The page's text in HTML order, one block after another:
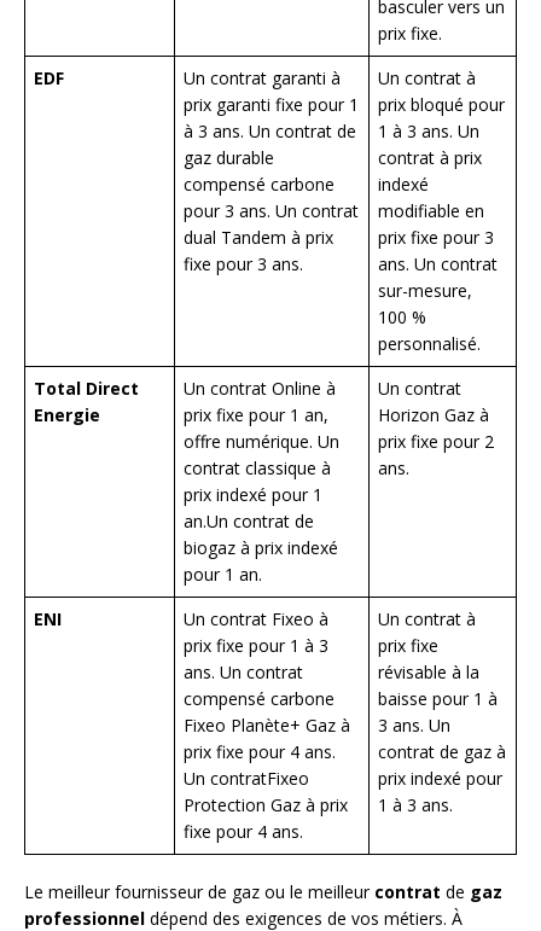
basculer vers un
prix fixe.
EDF
Un contrat garanti à
prix garanti fixe pour 1
à 3 ans. Un contrat de
gaz durable
compensé carbone
pour 3 ans. Un contrat
dual Tandem à prix
fixe pour 3 ans.
Un contrat à
prix bloqué pour
1 à 3 ans. Un
contrat à prix
indexé
modifiable en
prix fixe pour 3
ans. Un contrat
sur-mesure,
100 %
personnalisé.
Total Direct
Energie
Un contrat Online à
prix fixe pour 1 an,
offre numérique. Un
contrat classique à
prix indexé pour 1
an.Un contrat de
biogaz à prix indexé
pour 1 an.
Un contrat
Horizon Gaz à
prix fixe pour 2
ans.
ENI
Un contrat Fixeo à
prix fixe pour 1 à 3
ans. Un contrat
compensé carbone
Fixeo Planète+ Gaz à
prix fixe pour 4 ans.
Un contratFixeo
Protection Gaz à prix
fixe pour 4 ans.
Un contrat à
prix fixe
révisable à la
baisse pour 1 à
3 ans. Un
contrat de gaz à
prix indexé pour
1 à 3 ans.
Le meilleur fournisseur de gaz ou le meilleur contrat de gaz
professionnel dépend des exigences de vos métiers. À